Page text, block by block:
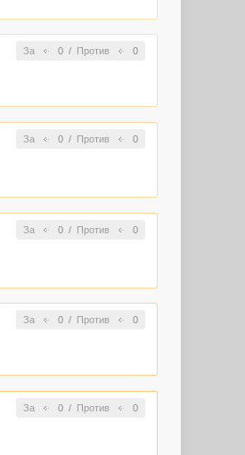
За 0/ Против 0
За 0/ Против 0
За 0/ Против 0
За 0/ Против 0
За 0/ Против 0